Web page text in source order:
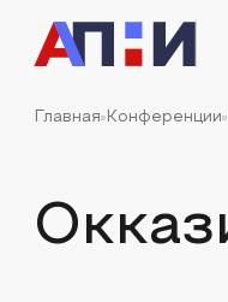
Главная Конференции